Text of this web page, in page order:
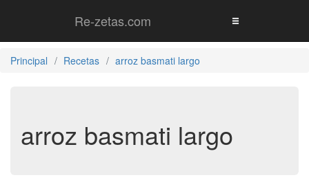
Re-zetas.com
Principal Recetas arroz basmati largo
arroz basmati largo